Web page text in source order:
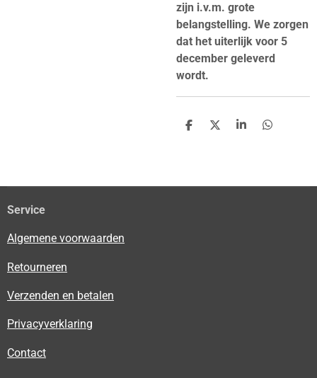
zijn i.v.m. grote
belangstelling. We zorgen
dat het uiterlijk voor 5
december geleverd
wordt.
D
D
S
D
Service
Algemene voorwaarden
Retourneren
Verzenden en betalen
Privacyverklaring
Contact